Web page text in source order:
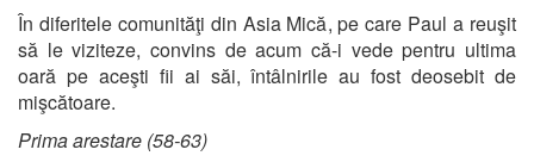
În diferitele comunităţi din Asia Mică, pe care Paul a reuşit
să le viziteze, convins de acum că-i vede pentru ultima
oară pe aceşti fii ai săi, întâlnirile au fost deosebit de
mişcătoare.
Prima arestare (58-63)